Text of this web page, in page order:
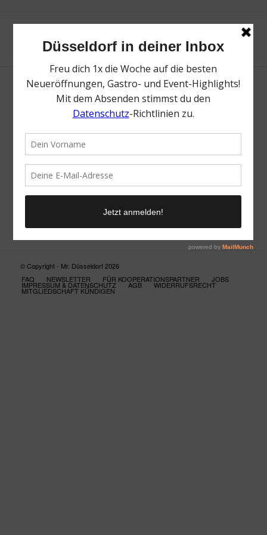
Neue Suche
Suchergebnis nicht zufriedenstellend? Versuche es mal mit
einem Wortteil oder einer anderen Schreibweise.
© Copyright - Mr. Düsseldorf 2026
FAQ
NEWSLETTER FÜR KOOPERATIONSPARTNER JOBS
IMPRESSUM & DATENSCHUTZ AGB WIDERRUFSRECHT
MITGLIEDSCHAFT KÜNDIGEN